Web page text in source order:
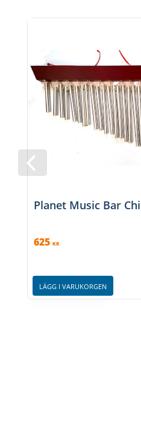
Planet Music Bar
625 KR
LÄGG I VARUKORGEN